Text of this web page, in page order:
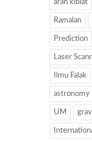
arah kiblat
Ramalan
Prediction
Laser
Ilmu Falak
astronomy
UM